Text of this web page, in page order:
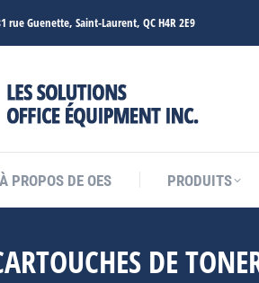
rue Guenette, Saint-Laurent, QC H4R 2E9
À PROPOS DE OES PRODUITS
DE
À PROPOS DE OES PRODUITS